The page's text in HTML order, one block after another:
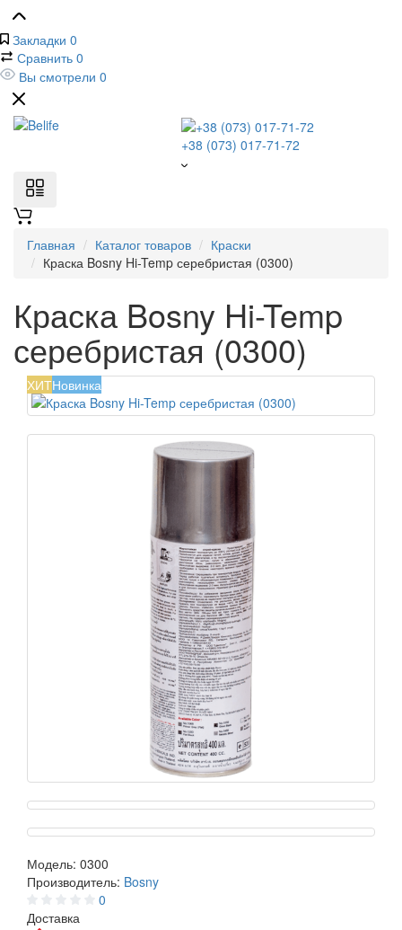
Закладки 0
Сравнить 0
Вы смотрели 0
+38 (073) 017-71-72
Главная Каталог товаров
Краски
Краска Bosny Hi-Temp серебристая (0300)
Краска Bosny Hi-Temp
серебристая (0300)
ХИТНовинка
Модель: 0300
Производитель: Bosny
0
Доставка